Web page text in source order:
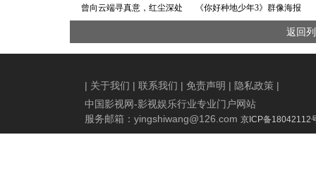
曾向云端寻真意，红尘深处
杰缘何入驻抖音？
《你好种地少年3》群像海报
发布 十个勤天心愿之旅逐梦
起航
返回
| 关于我们 | 联系我们 | 免责声明 | 隐私政策 |
中国影视网-影视娱乐行业专业门户网站
服务邮箱： yingshiwang@126.com 京ICP备18042112